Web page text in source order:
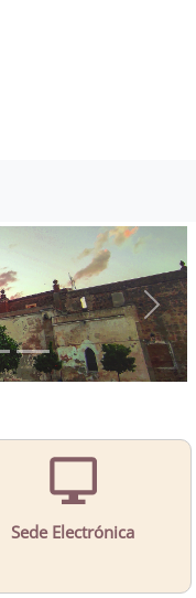
Sede Electrónica